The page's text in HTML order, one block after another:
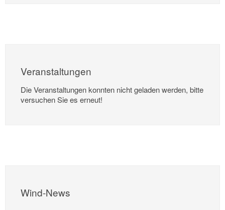
Veranstaltungen
Die Veranstaltungen konnten nicht geladen werden, bitte
versuchen Sie es erneut!
Wind-News